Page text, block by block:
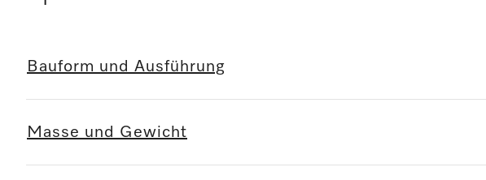
Bauform und Ausführung
Masse und Gewicht